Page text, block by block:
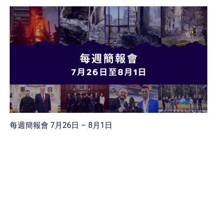
每週簡報會 7月26日 – 8月1日